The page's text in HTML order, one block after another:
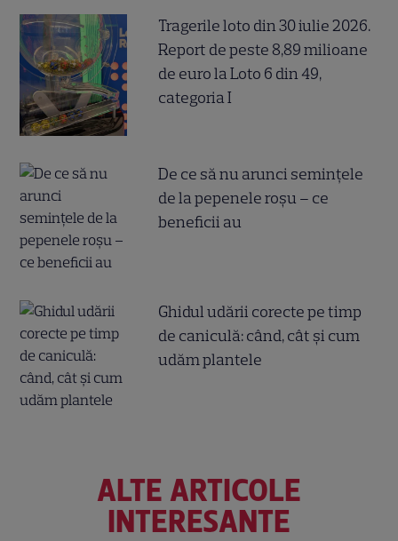
Tragerile loto din 30 iulie 2026.
Report de peste 8,89 milioane
de euro la Loto 6 din 49,
categoria I
De ce să nu arunci semințele
de la pepenele roșu – ce
beneficii au
Ghidul udării corecte pe timp
de caniculă: când, cât şi cum
udăm plantele
ALTE ARTICOLE
INTERESANTE